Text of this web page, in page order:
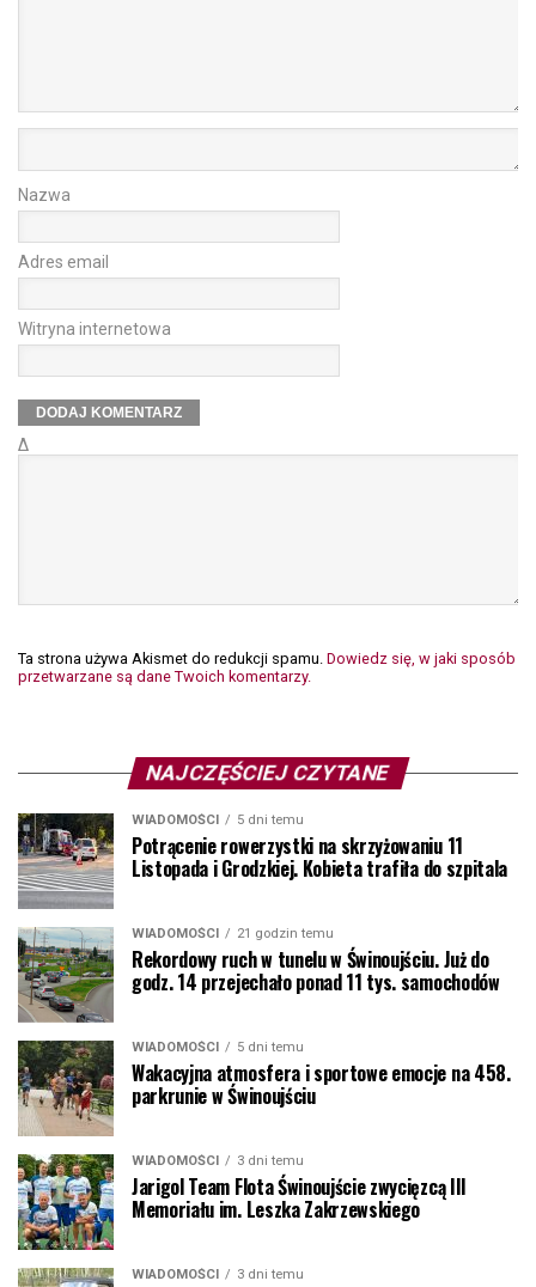
Nazwa
Adres email
Witryna internetowa
Δ
Ta strona używa Akismet do redukcji spamu. Dowiedz się, w jaki sposób
przetwarzane są dane Twoich komentarzy.
NAJCZĘŚCIEJ CZYTANE
WIADOMOŚCI 5 dni temu
Potrącenie rowerzystki na skrzyżowaniu 11
Listopada i Grodzkiej. Kobieta trafiła do szpitala
WIADOMOŚCI 21 godzin temu
Rekordowy ruch w tunelu w Świnoujściu. Już do
godz. 14 przejechało ponad 11 tys. samochodów
WIADOMOŚCI 5 dni temu
Wakacyjna atmosfera i sportowe emocje na 458.
parkrunie w Świnoujściu
WIADOMOŚCI 3 dni temu
Jarigol Team Flota Świnoujście zwycięzcą III
Memoriału im. Leszka Zakrzewskiego
WIADOMOŚCI 3 dni temu